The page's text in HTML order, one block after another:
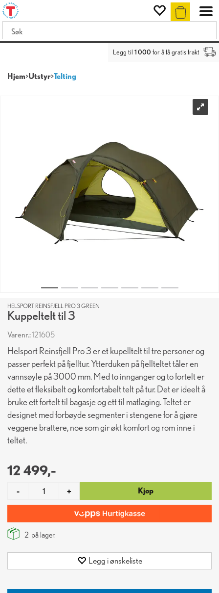
Legg til 1 000 for å få gratis frakt
Hjem>Utstyr>Telting
HELSPORT REINSFJELL PRO 3 GREEN
Kuppeltelt til 3
Varenr.:121605
Helsport Reinsfjell Pro 3 er et kupelltelt til tre personer og
passer perfekt på fjelltur. Ytterduken på fjellteltet tåler en
vannsøyle på 3000 mm. Med to innganger og to fortelt er
dette et fleksibelt og komfortabelt telt på tur. Det er ideelt å
bruke ett fortelt til bagasje og ett til matlaging. Teltet er
designet med forbøyde segmenter i stengene for å gjøre
veggene brattere, noe som gir økt komfort og rom inne i
teltet.
12 499,-
- + Kjøp
2 på lager.
Legg i ønskeliste